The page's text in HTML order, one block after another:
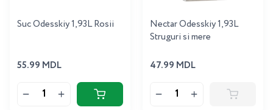
Suc Odesskiy 1,93L Rosii
55.99 MDL
Nectar Odesskiy 1,93L
Struguri si mere
47.99 MDL